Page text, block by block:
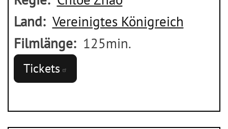
Land
Vereinigtes Königreich
Filmlänge
125min.
Tickets